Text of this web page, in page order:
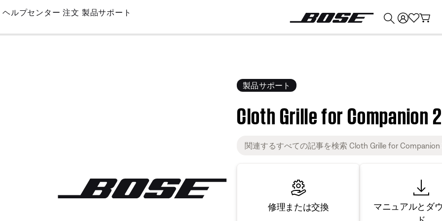
Skip
Main
ヘルプセンター 注文 製品サポート
製品サポート
Cloth Grille for Companion
修理または交換
マニュアルとダ